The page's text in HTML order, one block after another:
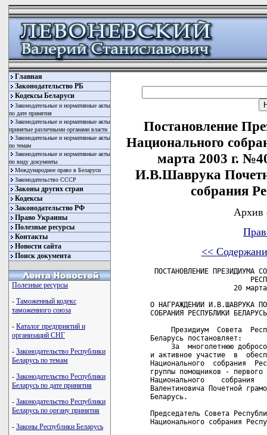
Главная
Законодательство РБ
Кодексы Беларуси
Законодательные и нормативные акты
по дате принятия
Законодательные и нормативные акты
принятые различными органами власти
Законодательные и нормативные акты
по темам
Законодательные и нормативные акты
по виду документы
Международное право в Беларуси
Законодательство СССР
Законы других стран
Кодексы
Законодательство РФ
Право Украины
Полезные ресурсы
Контакты
Новости сайта
Поиск документа
Полезные ресурсы
- Таможенный кодекс
таможенного союза
- Каталог предприятий и
организаций СНГ
- Законодательство Республики
Беларусь по темам
- Законодательство Республики
Беларусь по дате принятия
- Законодательство Республики
Беларусь по органу принятия
- Законы Республики Беларусь
Постановление
Национального
марта 2003 г.
И.В.Шаврука
собрания
Архив
<<
ПОСТАНОВЛЕНИЕ ПРЕЗИДИУМА
20
О НАГРАЖДЕНИИ И.В.ШАВРУКА
СОБРАНИЯ РЕСПУБЛИКИ БЕЛАРУСЬ
Президиум  Совета
Беларусь постановляет:
За  многолетнюю
и активное участие  в
Национального  собрания
группы помощников - первого
Национального    собрания
Валентиновича Почетной
Беларусь.
Председатель Совета
Национального собрания